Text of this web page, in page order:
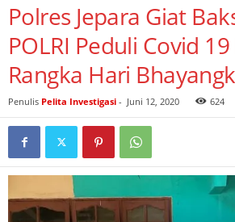
Polres Jepara Giat
POLRI Peduli Covid
Rangka Hari
Penulis Pelita Investigasi - Juni 12, 2020 624